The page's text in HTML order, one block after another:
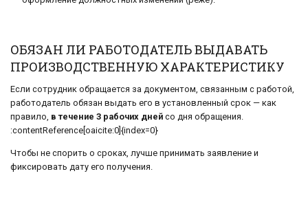
ОБЯЗАН ЛИ РАБОТОДАТЕЛЬ ВЫДАВАТЬ
ПРОИЗВОДСТВЕННУЮ ХАРАКТЕРИСТИКУ
Если сотрудник обращается за документом, связанным с работой,
работодатель обязан выдать его в установленный срок — как
правило, в течение 3 рабочих дней со дня обращения.
:contentReference[oaicite:0]{index=0}
Чтобы не спорить о сроках, лучше принимать заявление и
фиксировать дату его получения.